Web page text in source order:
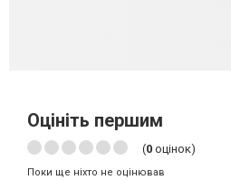
Оцініть першим
(0 оцінок)
Поки ще ніхто не оцінював